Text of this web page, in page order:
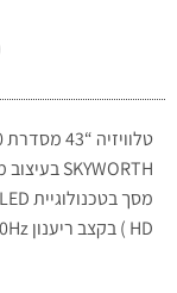
SKYWORTH בעיצוב מודרני ללא מסגרת.
HD ) בקצב ריענון 60Hz